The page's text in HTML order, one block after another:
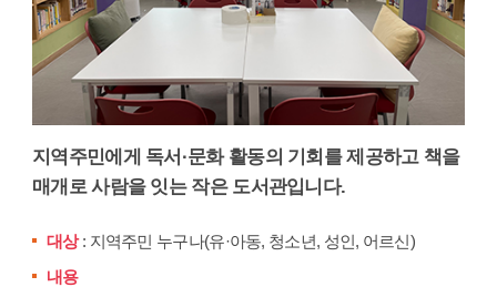
지역주민에게 독서·문화 활동의 기회를 제공하고 책을
매개로 사람을 잇는 작은 도서관입니다.
대상: 지역주민 누구나(유·아동, 청소년, 성인, 어르신)
내용